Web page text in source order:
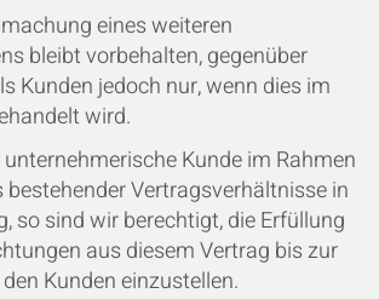
eines weiteren
bleibt vorbehalten, gegenüber
Kunden jedoch nur, wenn dies im
wird.
Kunde im Rahmen
Vertragsverhältnisse in
so sind wir berechtigt, die Erfüllung
aus diesem Vertrag bis zur
Kunden einzustellen.